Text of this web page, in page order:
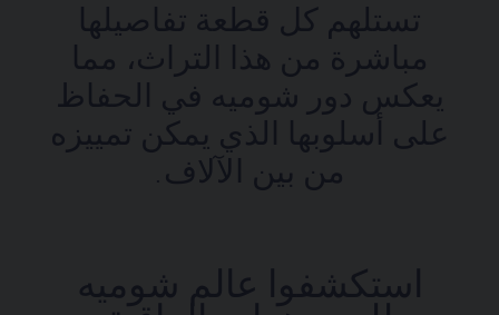
تستلهم كل قطعة تفاصيلها
مباشرة من هذا التراث، مما
يعكس دور شوميه في الحفاظ
على أسلوبها الذي يمكن تمييزه
من بين الآلاف.
استكشفوا عالم شوميه